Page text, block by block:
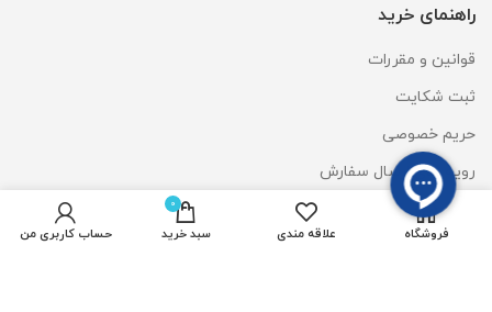
راهنمای خرید
قوانین و مقررات
ثبت شکایت
حریم خصوصی
رویه های ارسال سفارش
شیوه های پرداخت
فروشگاه علاقه مندی
0
سبد خرید حساب کاربری من